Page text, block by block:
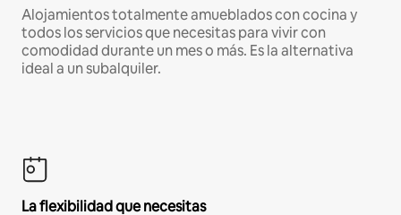
Alojamientos totalmente amueblados con cocina y
todos los servicios que necesitas para vivir con
comodidad durante un mes o más. Es la alternativa
ideal a un subalquiler.
La flexibilidad que necesitas